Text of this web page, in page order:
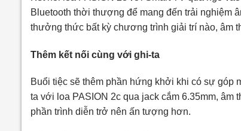
Bluetooth thời thượng để mang đến trải nghiệm
thưởng thức bất kỳ chương trình giải trí nào, âm
Thêm kết nối cùng với ghi-ta
Buổi tiệc sẽ thêm phần hứng khởi khi có sự góp
ta với loa PASION 2c qua jack cắm 6.35mm,
phần trình diễn trở nên ấn tượng hơn.